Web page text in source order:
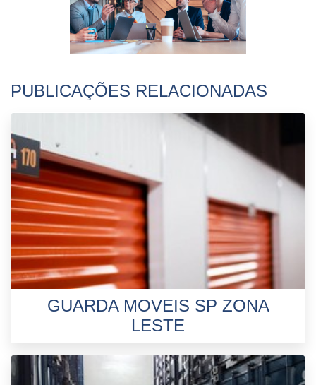
PUBLICAÇÕES RELACIONADAS
GUARDA MOVEIS SP ZONA
LESTE